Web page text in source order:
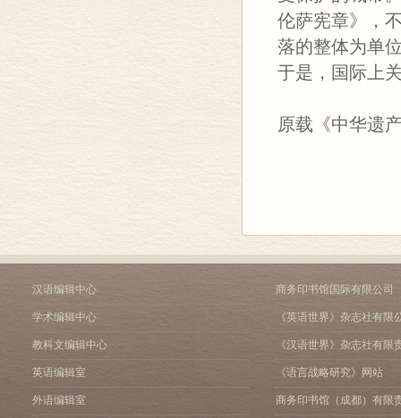
伦萨宪章》，
落的整体为单
于是，国际上
原载《中华遗
汉语编辑中心
学术编辑中心
教科文编辑中心
英语编辑室
外语编辑室
商务印书馆国际有限公司
《英语世界》杂志社有限
《汉语世界》杂志社有限
《语言战略研究》网站
商务印书馆（成都）有限